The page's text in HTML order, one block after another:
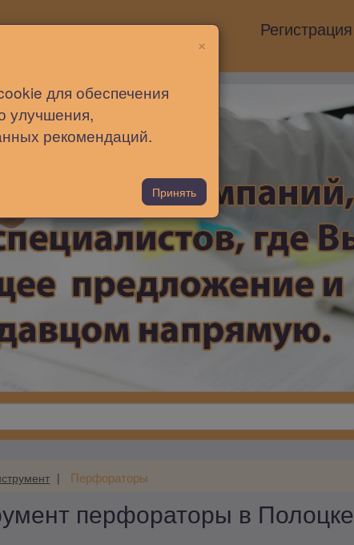
Регистрация
Перфораторы
перфораторы в Полоцке
×
для обеспечения
улучшения,
рекомендаций.
Принять